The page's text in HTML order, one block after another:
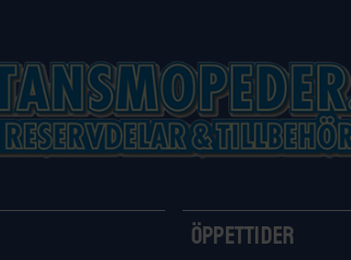
Öppettider